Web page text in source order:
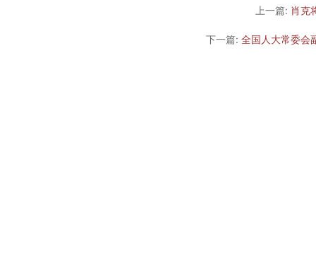
上一篇: 肖克
下一篇: 全国人大常委会